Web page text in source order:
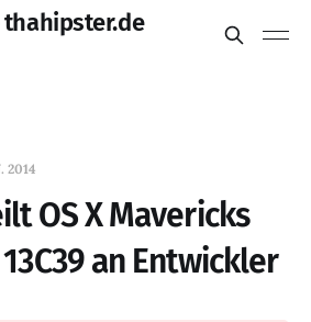
2014
OS X Mavericks
an Entwickler